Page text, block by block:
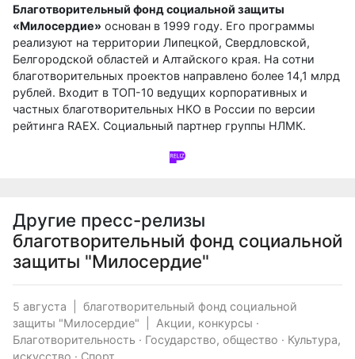
Благотворительный фонд социальной защиты
«Милосердие» основан в 1999 году. Его программы
реализуют на территории Липецкой, Свердловской,
Белгородской областей и Алтайского края. На сотни
благотворительных проектов направлено более 14,1 млрд
рублей. Входит в ТОП-10 ведущих корпоративных и
частных благотворительных НКО в России по версии
рейтинга RAEX. Социальный партнер группы НЛМК.
Другие пресс-релизы
благотворительный фонд социальной
защиты "Милосердие"
5 августа
благотворительный фонд социальной
защиты "Милосердие"
Акции, конкурсы ·
Благотворительность · Государство, общество · Культура,
искусство · Спорт